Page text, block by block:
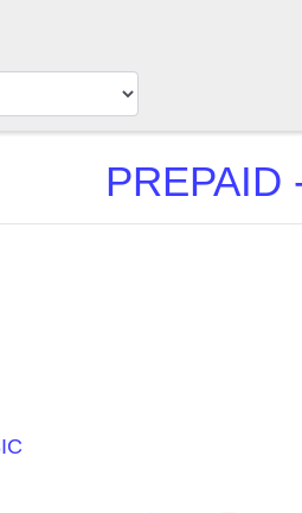
PREPAID -